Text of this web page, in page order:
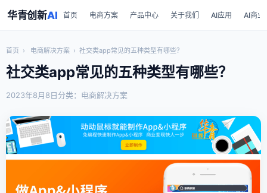
华青创新AI 首页 电商方案 产品中心 关于我们 AI应用 AI商业
首页 › 电商解决方案 › 社交类app常见的五种类型有哪些？
社交类app常见的五种类型有哪些？
2023年8月8日分类：电商解决方案